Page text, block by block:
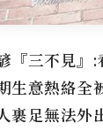
『三不見』
生意熱絡全
裹足無法外